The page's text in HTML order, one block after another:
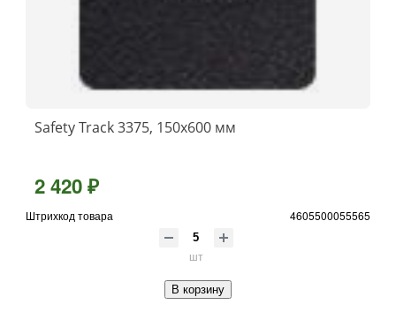
Safety Track 3375, 150x600 мм
2 420 ₽
Штрихкод товара 4605500055565
шт
В корзину